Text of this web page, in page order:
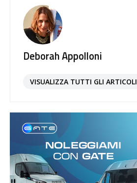
Deborah Appolloni
VISUALIZZA TUTTI GLI ARTICOLI